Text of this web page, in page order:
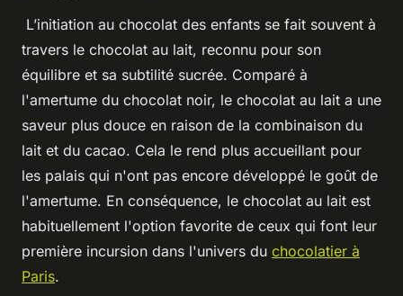
L’initiation au chocolat des enfants se fait souvent à
travers le chocolat au lait, reconnu pour son
équilibre et sa subtilité sucrée. Comparé à
l'amertume du chocolat noir, le chocolat au lait a une
saveur plus douce en raison de la combinaison du
lait et du cacao. Cela le rend plus accueillant pour
les palais qui n'ont pas encore développé le goût de
l'amertume. En conséquence, le chocolat au lait est
habituellement l'option favorite de ceux qui font leur
première incursion dans l'univers du chocolatier à
Paris.